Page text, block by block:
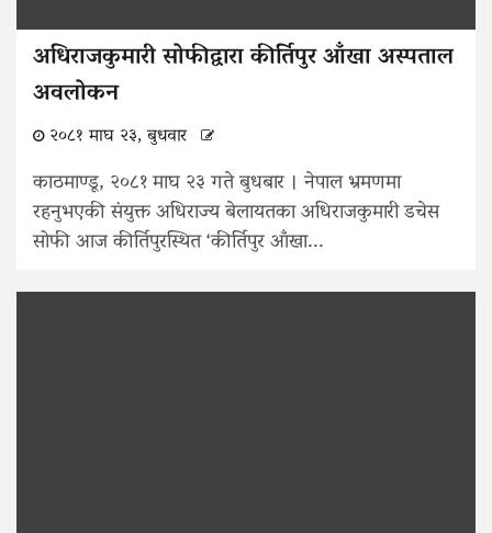
अधिराजकुमारी सोफीद्वारा कीर्तिपुर आँखा अस्पताल
अवलोकन
२०८१ माघ २३, बुधवार
काठमाण्डू, २०८१ माघ २३ गते बुधबार । नेपाल भ्रमणमा
रहनुभएकी संयुक्त अधिराज्य बेलायतका अधिराजकुमारी डचेस
सोफी आज कीर्तिपुरस्थित ‘कीर्तिपुर आँखा...